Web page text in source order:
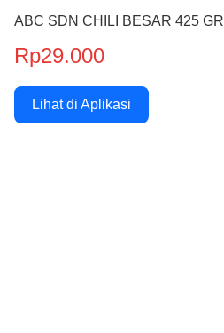
ABC SDN CHILI BESAR 425 GR
Rp29.000
Lihat di Aplikasi